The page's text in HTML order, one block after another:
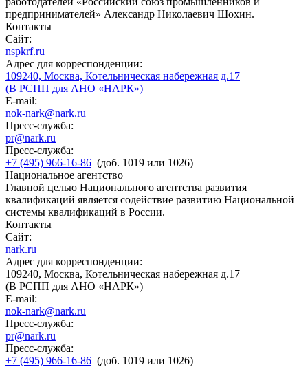
предпринимателей» Александр Николаевич Шохин.
Контакты
Сайт:
nspkrf.ru
Адрес для корреспонденции:
109240, Москва, Котельническая набережная д.17
(В РСПП для АНО «НАРК»)
E-mail:
nok-nark@nark.ru
Пресс-служба:
pr@nark.ru
Пресс-служба:
+7 (495) 966-16-86 (доб. 1019 или 1026)
Национальное агентство
Главной целью Национального агентства развития
квалификаций является содействие развитию Национальной
системы квалификаций в России.
Контакты
Сайт:
nark.ru
Адрес для корреспонденции:
109240, Москва, Котельническая набережная д.17
(В РСПП для АНО «НАРК»)
E-mail:
nok-nark@nark.ru
Пресс-служба:
pr@nark.ru
Пресс-служба:
+7 (495) 966-16-86 (доб. 1019 или 1026)